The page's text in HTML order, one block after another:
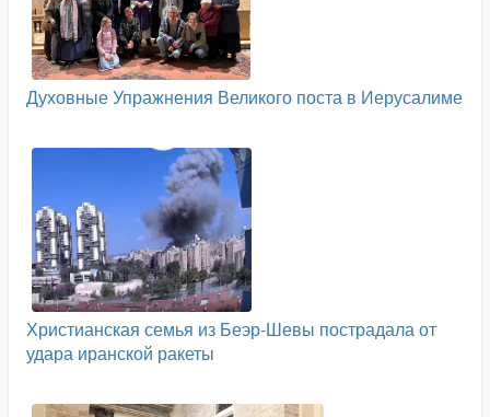
Духовные Упражнения Великого поста в Иерусалиме
Христианская семья из Беэр-Шевы пострадала от
удара иранской ракеты